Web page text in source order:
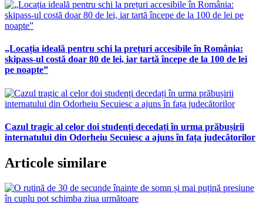
„Locația ideală pentru schi la prețuri accesibile în România:
skipass-ul costă doar 80 de lei, iar tartă începe de la 100 de lei
pe noapte”
Cazul tragic al celor doi studenți decedați în urma prăbușirii
internatului din Odorheiu Secuiesc a ajuns în fața judecătorilor
Articole similare